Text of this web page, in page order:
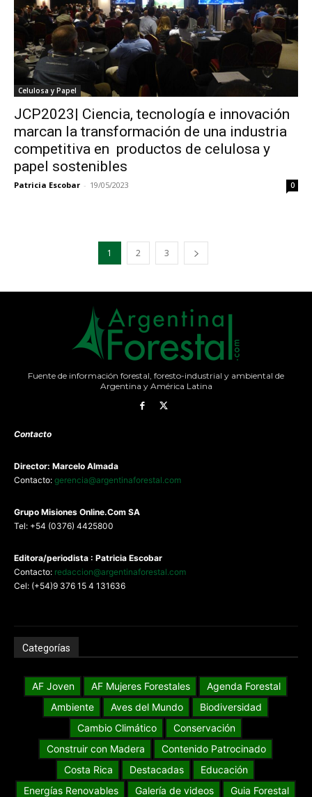
Celulosa y Papel
JCP2023| Ciencia, tecnología e innovación
marcan la transformación de una industria
competitiva en productos de celulosa y
papel sostenibles
Patricia Escobar - 19/05/2023 0
1 2 3
Fuente de información forestal, foresto-industrial y ambiental de
Argentina y América Latina
Contacto
Director: Marcelo Almada
Contacto: gerencia@argentinaforestal.com
Grupo Misiones Online.Com SA
Tel: +54 (0376) 4425800
Editora/periodista : Patricia Escobar
Contacto: redaccion@argentinaforestal.com
Cel: (+54)9 376 15 4 131636
Categorías
AF Joven AF Mujeres Forestales
Agenda Forestal
Ambiente
Aves del Mundo
Biodiversidad
Cambio Climático
Conservación
Construir con Madera
Contenido Patrocinado
Costa Rica
Destacadas
Educación
Energías Renovables
Galería de videos
Guia Forestal